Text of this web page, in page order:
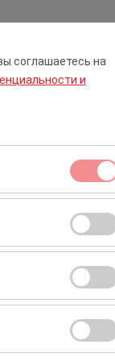
соглашаетесь на
и
и
посетителей,
оценки
с вашими
09:00